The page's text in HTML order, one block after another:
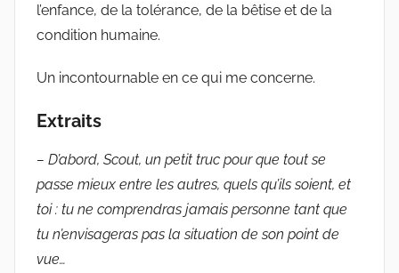
l’enfance, de la tolérance, de la bêtise et de la
condition humaine.
Un incontournable en ce qui me concerne.
Extraits
– D’abord, Scout, un petit truc pour que tout se
passe mieux entre les autres, quels qu’ils soient, et
toi : tu ne comprendras jamais personne tant que
tu n’envisageras pas la situation de son point de
vue…